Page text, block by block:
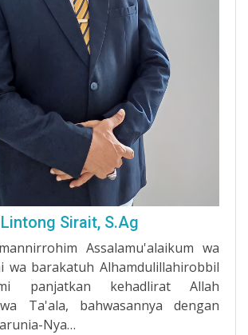
Lintong Sirait, S.Ag
Assalamu'alaikum wa
wa barakatuh Alhamdulillahirobbil
panjatkan kehadlirat Allah
Ta'ala, bahwasannya dengan
Nya…